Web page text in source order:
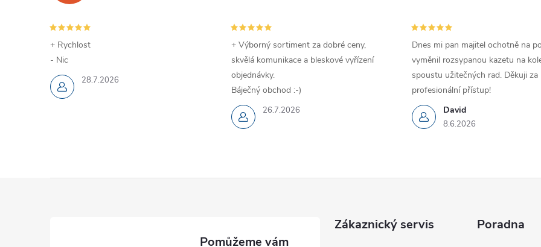
28.7.2026
+ Rychlost
- Nic
26.7.2026
+ Výborný sortiment za dobré ceny,
skvělá komunikace a bleskové vyřízení
objednávky.
Báječný obchod :-)
David
8.6.2026
Dnes mi pan majitel ochotně na
vyměnil rozsypanou kazetu na
spoustu užitečných rad. Děkuji za
profesionální přístup!
Zákaznický servis Poradna